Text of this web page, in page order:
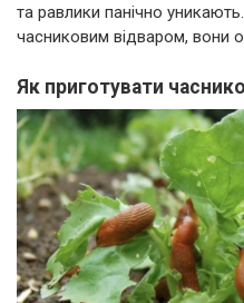
та равлики панічно
часниковим відваром, вони
Як приготувати